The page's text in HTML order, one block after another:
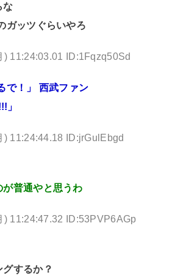
な
ガッツぐらいやろ
) 11:24:03.01 ID:1Fqzq50Sd
で！」 西武ファン
」
) 11:24:44.18 ID:jrGulEbgd
が普通やと思うわ
) 11:24:47.32 ID:53PVP6AGp
するか？